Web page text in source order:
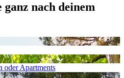
nach deinem
oder Apartments